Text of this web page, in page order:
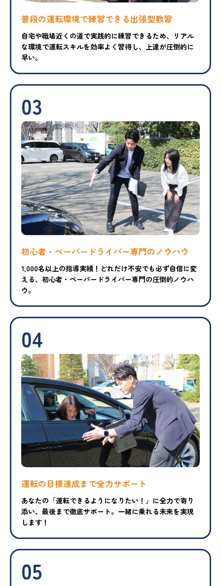
普段の運転環境で練習できる出張型教習
自宅や職場近くの道で実践的に練習できるため、リアル
な環境で運転スキルを効率よく習得し、上達が圧倒的に
早い。
03
初心者・ペーパードライバー専門のノウハウ
1,000名以上の指導実績！どれだけ不安でも必ず自信に変
える、初心者・ペーパードライバー専門の圧倒的ノウハ
ウ。
04
運転の目標達成まで全力サポート
あなたの「運転できるようになりたい！」に全力で寄り
添い、最後まで徹底サポート。一緒に乗れる未来を実現
します！
05